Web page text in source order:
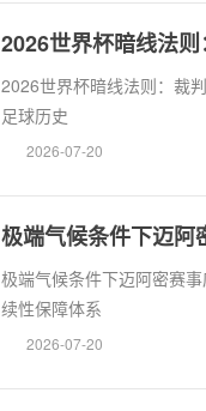
2026世界杯暗线法
历史
2026世界杯暗线法则：裁
足球历史
2026-07-20
极端气候条件下迈阿
保障体系
极端气候条件下迈阿密赛
续性保障体系
2026-07-20